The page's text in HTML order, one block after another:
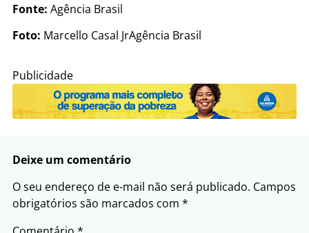
Fonte: Agência Brasil
Foto: Marcello Casal JrAgência Brasil
Publicidade
Deixe um comentário
O seu endereço de e-mail não será publicado. Campos
obrigatórios são marcados com *